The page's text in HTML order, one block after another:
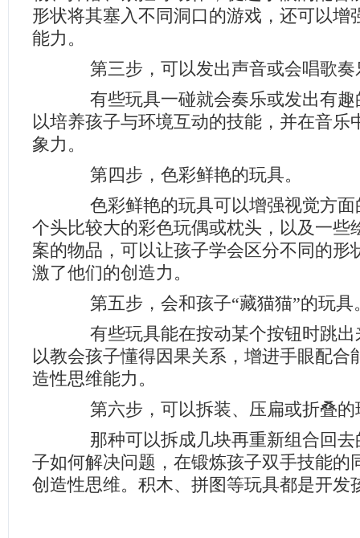
形状将其塞入不同洞口的游戏，还可以增
能力。
第三步，可以发出声音或会唱歌奏
有些玩具一碰就会奏乐或发出有趣
以培养孩子与环境互动的技能，并在音乐
象力。
第四步，色彩鲜艳的玩具。
色彩鲜艳的玩具可以增强视觉方面
个头比较大的彩色玩偶或枕头，以及一些
案的物品，可以让孩子学会区分不同的形
激了他们的创造力。
第五步，会和孩子“藏猫猫”的玩具
有些玩具能在按动某个按钮时跳出
以教会孩子懂得因果关系，增进手眼配合
造性思维能力。
第六步，可以拆装、压扁或折叠的
那种可以拆成几块再重新组合回去
子如何解决问题，在锻炼孩子双手技能的
创造性思维。积木、拼图等玩具都是开发